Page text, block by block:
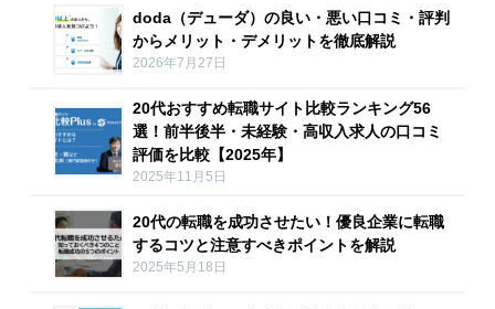
doda（デューダ）の良い・悪い口コミ・評判
からメリット・デメリットを徹底解説
2026年7月27日
20代おすすめ転職サイト比較ランキング56
選！前半後半・未経験・高収入求人の口コミ
評価を比較【2025年】
2025年11月5日
20代の転職を成功させたい！優良企業に転職
するコツと注意すべきポイントを解説
2025年5月18日